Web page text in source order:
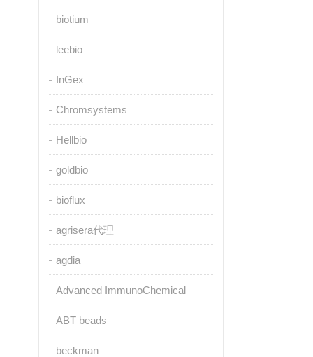
biotium
leebio
InGex
Chromsystems
Hellbio
goldbio
bioflux
agrisera代理
agdia
Advanced ImmunoChemical
ABT beads
beckman